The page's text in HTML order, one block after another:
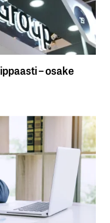
– osake